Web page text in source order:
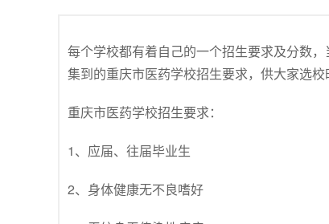
每个学校都有着自己的一个招生要求及分数
集到的重庆市医药学校招生要求，供大家选
重庆市医药学校招生要求：
1、应届、往届毕业生
2、身体健康无不良嗜好